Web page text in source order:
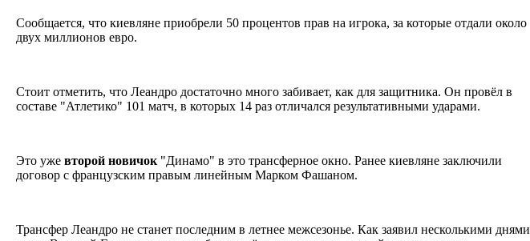
Сообщается, что киевляне приобрели 50 процентов прав на игрока, за которые отдали около
двух миллионов евро.
Стоит отметить, что Леандро достаточно много забивает, как для защитника. Он провёл в
составе "Атлетико" 101 матч, в которых 14 раз отличался результативными ударами.
Это уже второй новичок "Динамо" в это трансферное окно. Ранее киевляне заключили
договор с французским правым линейным Марком Фашаном.
Трансфер Леандро не станет последним в летнее межсезонье. Как заявил несколькими днями